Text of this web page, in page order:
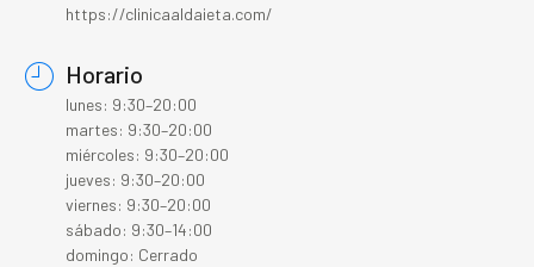
https://clinicaaldaieta.com/
Horario
lunes: 9:30–20:00
martes: 9:30–20:00
miércoles: 9:30–20:00
jueves: 9:30–20:00
viernes: 9:30–20:00
sábado: 9:30–14:00
domingo: Cerrado